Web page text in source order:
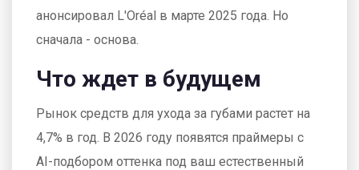
анонсировал L'Oréal в марте 2025 года. Но
сначала - основа.
Что ждет в будущем
Рынок средств для ухода за губами растет на
4,7% в год. В 2026 году появятся праймеры с
AI-подбором оттенка под ваш естественный